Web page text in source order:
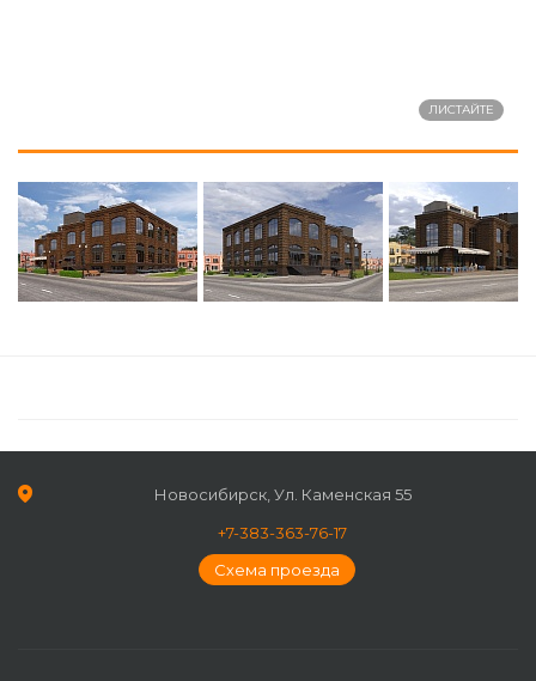
Новосибирск, Ул. Каменская 55
+7-383-363-76-17
Схема проезда